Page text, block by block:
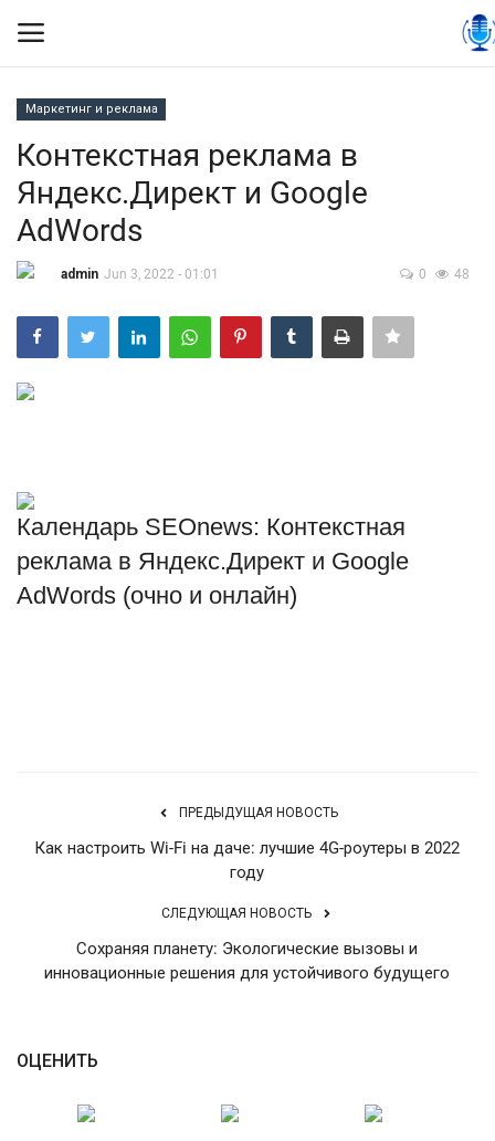
Контакты
Экономика
Туризм
Недвижимость
Язык
Маркетинг и реклама
Контекстная реклама в
Яндекс.Директ и Google
AdWords
admin Jun 3, 2022 - 01:01 0 48
Календарь SEOnews: Контекстная
реклама в Яндекс.Директ и Google
AdWords (очно и онлайн)
ПРЕДЫДУЩАЯ НОВОСТЬ
Как настроить Wi-Fi на даче: лучшие 4G-роутеры в 2022
году
СЛЕДУЮЩАЯ НОВОСТЬ
Сохраняя планету: Экологические вызовы и
инновационные решения для устойчивого будущего
ОЦЕНИТЬ